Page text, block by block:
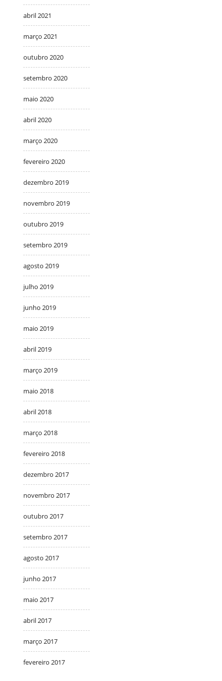
abril 2021
março 2021
outubro 2020
setembro 2020
maio 2020
abril 2020
março 2020
fevereiro 2020
dezembro 2019
novembro 2019
outubro 2019
setembro 2019
agosto 2019
julho 2019
junho 2019
maio 2019
abril 2019
março 2019
maio 2018
abril 2018
março 2018
fevereiro 2018
dezembro 2017
novembro 2017
outubro 2017
setembro 2017
agosto 2017
junho 2017
maio 2017
abril 2017
março 2017
fevereiro 2017